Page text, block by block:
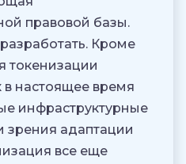
правовой базы.
Кроме
токенизации
настоящее время
инфраструктурные
зрения адаптации
все еще